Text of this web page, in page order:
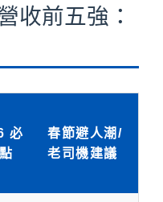
收前五強：
必
春節避人潮/
老司機建議